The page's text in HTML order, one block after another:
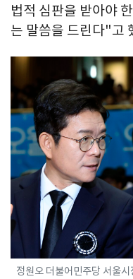
법적 심판을 받아야
는 말씀을 드린다"고
정원오 더불어민주당 서울